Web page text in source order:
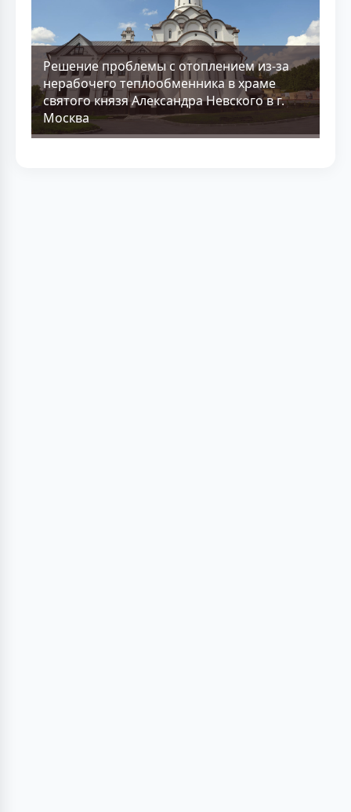
Решение проблемы с отоплением из-за
нерабочего теплообменника в храме
святого князя Александра Невского в г.
Москва